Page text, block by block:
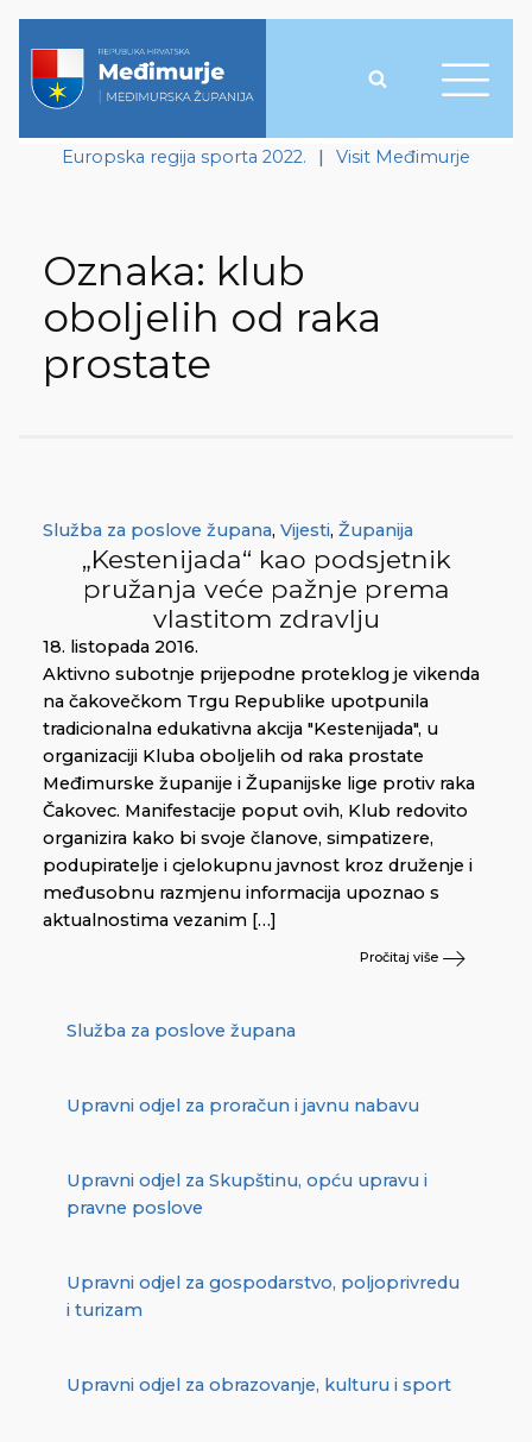
Europska regija sporta 2022. | Visit Međimurje
Oznaka: klub
oboljelih od raka
prostate
Služba za poslove župana, Vijesti, Županija
„Kestenijada“ kao podsjetnik
pružanja veće pažnje prema
vlastitom zdravlju
18. listopada 2016.
Aktivno subotnje prijepodne proteklog je vikenda
na čakovečkom Trgu Republike upotpunila
tradicionalna edukativna akcija "Kestenijada", u
organizaciji Kluba oboljelih od raka prostate
Međimurske županije i Županijske lige protiv raka
Čakovec. Manifestacije poput ovih, Klub redovito
organizira kako bi svoje članove, simpatizere,
podupiratelje i cjelokupnu javnost kroz druženje i
međusobnu razmjenu informacija upoznao s
aktualnostima vezanim […]
Pročitaj više
Služba za poslove župana
Upravni odjel za proračun i javnu nabavu
Upravni odjel za Skupštinu, opću upravu i
pravne poslove
Upravni odjel za gospodarstvo, poljoprivredu
i turizam
Upravni odjel za obrazovanje, kulturu i sport